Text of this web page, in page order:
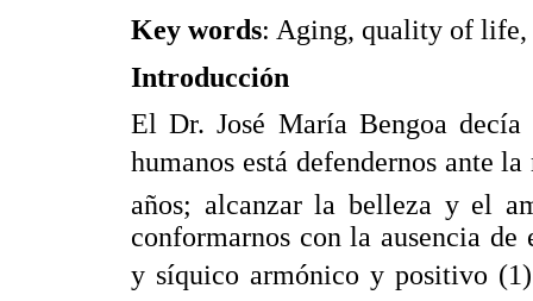
Key words: Aging, quality of
Introducción
El Dr. José María Bengoa
humanos está defendernos ante
años; alcanzar la belleza y el
conformarnos con la ausencia
y síquico armónico y positivo